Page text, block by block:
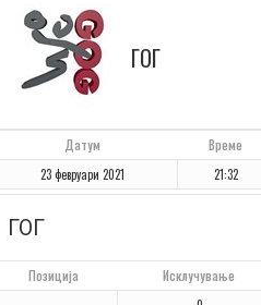
ГОГ
Датум Време
23 февруари 2021
21:32
ГОГ
Позиција Исклучување